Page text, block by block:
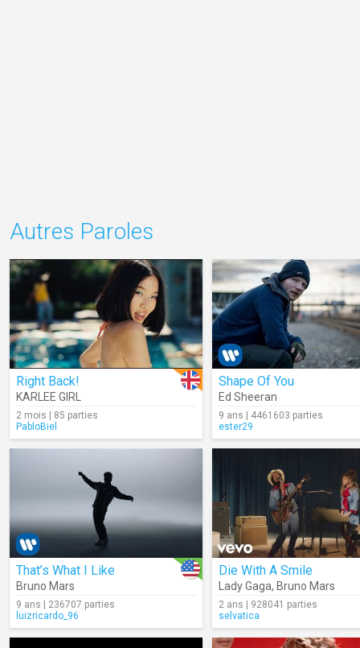
Autres Paroles
Right Back!
KARLEE GIRL
2 mois | 85 parties
PabloBiel
Shape Of You
Ed Sheeran
9 ans | 4461603 parties
ester29
That’s What I Like
Bruno Mars
9 ans | 236707 parties
luizricardo_96
Die With A Smile
Lady Gaga, Bruno Mars
2 ans | 928041 parties
selvatica